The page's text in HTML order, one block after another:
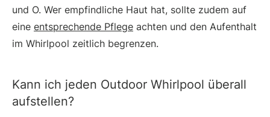
und O. Wer empfindliche Haut hat, sollte zudem auf
eine entsprechende Pflege achten und den Aufenthalt
im Whirlpool zeitlich begrenzen.
Kann ich jeden Outdoor Whirlpool überall
aufstellen?